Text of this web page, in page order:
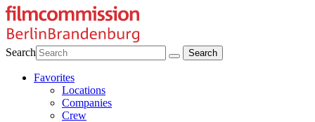
Search
Favorites
Locations
Companies
Crew